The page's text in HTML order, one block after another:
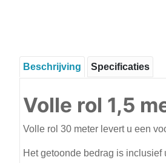
Beschrijving Specificaties
Volle rol 1,5
Volle rol 30 meter levert u een
Het getoonde bedrag is